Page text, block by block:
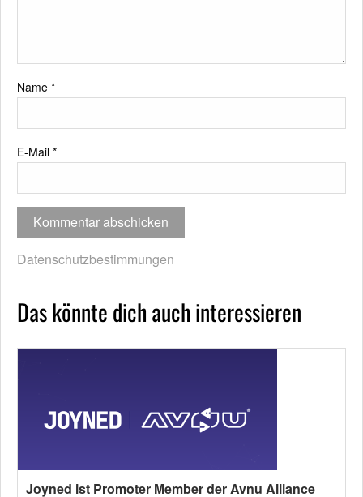
Name *
E-Mail *
Datenschutzbestimmungen
Das könnte dich auch interessieren
Joyned ist Promoter Member der Avnu Alliance